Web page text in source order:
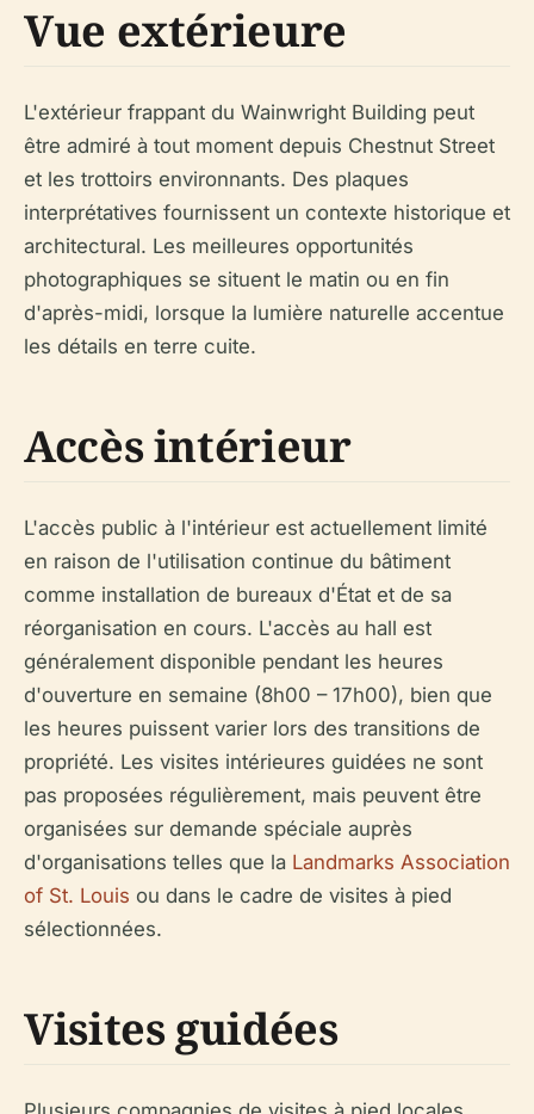
Vue extérieure
L'extérieur frappant du Wainwright Building peut
être admiré à tout moment depuis Chestnut Street
et les trottoirs environnants. Des plaques
interprétatives fournissent un contexte historique et
architectural. Les meilleures opportunités
photographiques se situent le matin ou en fin
d'après-midi, lorsque la lumière naturelle accentue
les détails en terre cuite.
Accès intérieur
L'accès public à l'intérieur est actuellement limité
en raison de l'utilisation continue du bâtiment
comme installation de bureaux d'État et de sa
réorganisation en cours. L'accès au hall est
généralement disponible pendant les heures
d'ouverture en semaine (8h00 – 17h00), bien que
les heures puissent varier lors des transitions de
propriété. Les visites intérieures guidées ne sont
pas proposées régulièrement, mais peuvent être
organisées sur demande spéciale auprès
d'organisations telles que la Landmarks Association
of St. Louis ou dans le cadre de visites à pied
sélectionnées.
Visites guidées